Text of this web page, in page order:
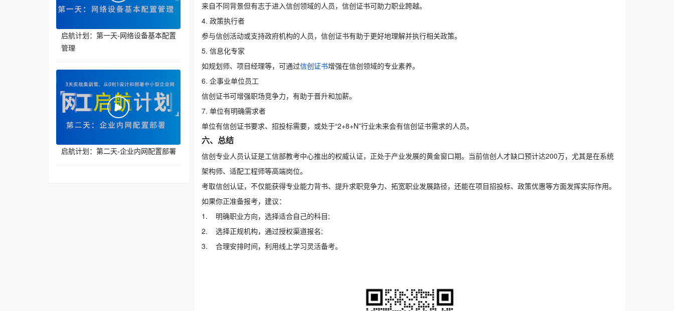
启航计划：第一天-网络设备基本配置
管理
启航计划：第二天-企业内网配置部署
来自不同背景但有志于进入信创领域的人员，信创证书可助力职业跨越。
4. 政策执行者
参与信创活动或支持政府机构的人员，信创证书有助于更好地理解并执行相关政策。
5. 信息化专家
如规划师、项目经理等，可通过信创证书增强在信创领域的专业素养。
6. 企事业单位员工
信创证书可增强职场竞争力，有助于晋升和加薪。
7. 单位有明确需求者
单位有信创证书要求、招投标需要，或处于“2+8+N”行业未来会有信创证书需求的人员。
六、总结
信创专业人员认证是工信部教考中心推出的权威认证，正处于产业发展的黄金窗口期。当前信创人才缺口预计达200万，尤其是在系统
架构师、适配工程师等高端岗位。
考取信创认证，不仅能获得专业能力背书、提升求职竞争力、拓宽职业发展路径，还能在项目招投标、政策优惠等方面发挥实际作用。
如果你正准备报考，建议：
1. 明确职业方向，选择适合自己的科目;
2. 选择正规机构，通过授权渠道报名;
3. 合理安排时间，利用线上学习灵活备考。